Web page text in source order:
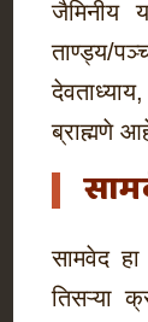
जैमिनीय
ताण्ड्य/
ब्राह्मणे
सामवेद
तिसऱ्या